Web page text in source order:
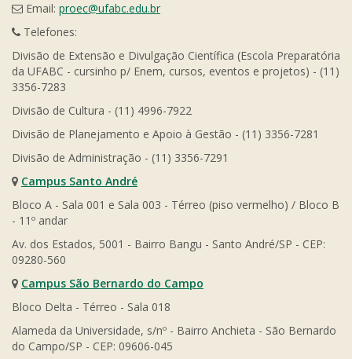
Email: proec@ufabc.edu.br
Telefones:
Divisão de Extensão e Divulgação Científica (Escola Preparatória
da UFABC - cursinho p/ Enem, cursos, eventos e projetos) - (11)
3356-7283
Divisão de Cultura - (11) 4996-7922
Divisão de Planejamento e Apoio à Gestão - (11) 3356-7281
Divisão de Administração - (11) 3356-7291
Campus Santo André
Bloco A - Sala 001 e Sala 003 - Térreo (piso vermelho) / Bloco B
- 11º andar
Av. dos Estados, 5001 - Bairro Bangu - Santo André/SP - CEP:
09280-560
Campus São Bernardo do Campo
Bloco Delta - Térreo - Sala 018
Alameda da Universidade, s/nº - Bairro Anchieta - São Bernardo
do Campo/SP - CEP: 09606-045